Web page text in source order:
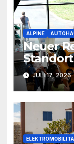
ALPINE
Neuer
JULI 17, 2026